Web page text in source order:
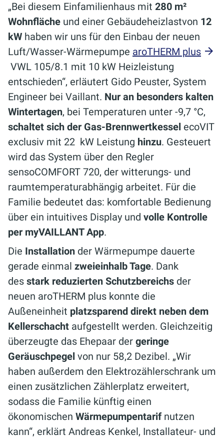
„Bei diesem Einfamilienhaus mit 280 m²
Wohnfläche und einer Gebäudeheizlastvon 12
kW haben wir uns für den Einbau der neuen
Luft/Wasser-Wärmepumpe aroTHERM plus
VWL 105/8.1 mit 10 kW Heizleistung
entschieden“, erläutert Gido Peuster, System
Engineer bei Vaillant. Nur an besonders kalten
Wintertagen, bei Temperaturen unter -9,7 °C,
schaltet sich der Gas-Brennwertkessel ecoVIT
exclusiv mit 22 kW Leistung hinzu. Gesteuert
wird das System über den Regler
sensoCOMFORT 720, der witterungs- und
raumtemperaturabhängig arbeitet. Für die
Familie bedeutet das: komfortable Bedienung
über ein intuitives Display und volle Kontrolle
per myVAILLANT App.
Die Installation der Wärmepumpe dauerte
gerade einmal zweieinhalb Tage. Dank
des stark reduzierten Schutzbereichs der
neuen aroTHERM plus konnte die
Außeneinheit platzsparend direkt neben dem
Kellerschacht aufgestellt werden. Gleichzeitig
überzeugte das Ehepaar der geringe
Geräuschpegel von nur 58,2 Dezibel. „Wir
haben außerdem den Elektrozählerschrank um
einen zusätzlichen Zählerplatz erweitert,
sodass die Familie künftig einen
ökonomischen Wärmepumpentarif nutzen
kann“, erklärt Andreas Kenkel, Installateur- und